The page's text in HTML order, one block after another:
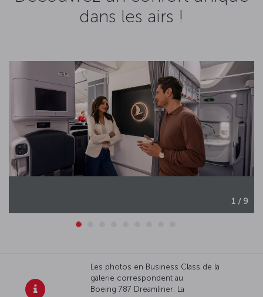
dans les airs !
1 / 9
Les photos en Business Class de la
galerie correspondent au
Boeing 787 Dreamliner. La